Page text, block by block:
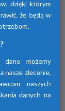
i
dzięki którym
że będą w
dane możemy
nasze zlecenie,
naszych
danych na